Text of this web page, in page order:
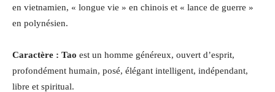
en vietnamien, « longue vie » en chinois et « lance de guerre »
en polynésien.
Caractère : Tao est un homme généreux, ouvert d’esprit,
profondément humain, posé, élégant intelligent, indépendant,
libre et spiritual.